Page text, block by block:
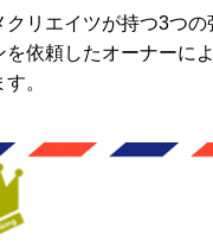
リエイツが持つ3つの
を依頼したオーナーに
。